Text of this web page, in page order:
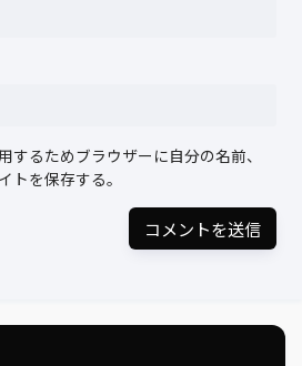
するためブラウザーに自分の名前、
トを保存する。